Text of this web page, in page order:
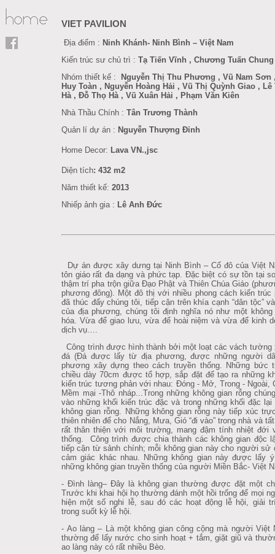
VIET PAVILION
Địa điểm : Ninh Khánh- Ninh Bình – Việt Nam
Kiến trúc sư chủ trì : Tạ Tiến Vĩnh , Chương Tuấn Chung
Nhóm thiết kế : Nguyễn Thị Thu Phương , Vũ Nam Sơn
Huy Toàn , Nguyễn Hoàng Hải , Vũ Thị Quỳnh Giao , Lê
Hà , Đỗ Thọ Hà , Vũ Xuân Hải , Phạm Văn Kiên
Nhà Thầu Chính : Tân Trương Thành
Quản lí dự án : Nguyễn Thượng Đỉnh
Home Decor: Lava VN.,jsc
Diện tích: 432 m2
Năm thiết kế: 2013
Nhiếp ảnh gia : Lê Anh Đức
Dự án được xây dưng tại Ninh Bình – Cố đô của Việt
tôn giáo rất đa dạng và phức tạp. Đặc biệt có sự tồn tại
thậm trí pha trộn giữa Đạo Phật và Thiên Chúa Giáo
phương đông). Một đô thị với nhiều phong cách kiến trúc
đã thúc đấy chúng tôi, tiếp cận trên khía cạnh “dân tộc”
của địa phương, chúng tôi định nghĩa nó như một không
hóa. Vừa để giao lưu, vừa để hoài niệm và vừa để kinh
dịch vụ….
Công trình được hình thành bởi một loạt các vách tường
đá (Đá được lấy từ địa phương, được những người
phương xây dựng theo cách truyền thống. Những bức
chiều dày 70cm được tổ hợp, sắp đặt để tạo ra những
kiến trúc tương phản với nhau: Đóng - Mở, Trong - Ngoài,
Mềm mại -Thô nháp...Trong những không gian rỗng
vào những khối kiến trúc đặc và trong những khối đặc lại
không gian rỗng. Những không gian rỗng này tiếp xúc
thiên nhiên để cho Nắng, Mưa, Gió “đi vào” trong nhà và
rất thân thiện với môi trường, mang đậm tính nhiệt đới
thống. Công trình được chia thành các không gian độc
tiếp cận từ sảnh chính; mỗi không gian này cho người sử
cảm giác khác nhau. Những không gian này được lấy
những không gian truyền thống của người Miền Bắc- Việt
- Đình làng– Đây là không gian thường được đặt một
Trước khi khai hội họ thường đánh một hồi trống để mọi
hiện một số nghi lễ, sau đó các hoạt động lễ hội, giải
trong suốt kỳ lễ hội.
- Ao làng – Là một không gian công cộng mà người Việt
thường để lấy nước cho sinh hoạt + tắm, giặt giũ và
ao làng này có rất nhiều Bèo.